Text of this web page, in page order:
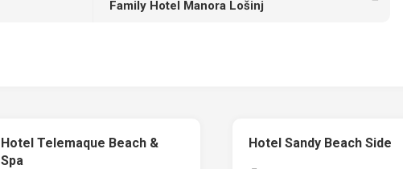
Family Hotel Manora Lošinj
Hotel Telemaque Beach &
Spa
Hotel Sandy Beach Side